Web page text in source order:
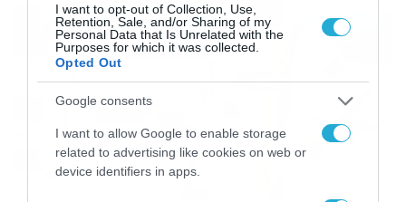
I want to opt-out of Collection, Use,
Retention, Sale, and/or Sharing of my
Personal Data that Is Unrelated with the
Purposes for which it was collected.
Opted Out
Google consents
I want to allow Google to enable storage
related to advertising like cookies on web or
device identifiers in apps.